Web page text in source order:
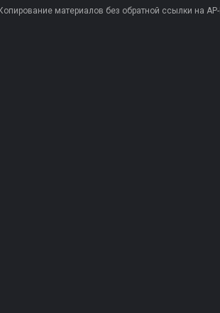
Копирование материалов без обратной ссылки на